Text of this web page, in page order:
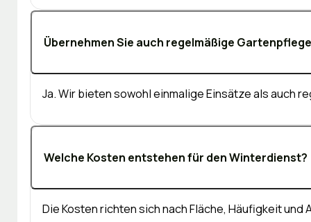
Übernehmen Sie auch regelmäßige
Ja. Wir bieten sowohl einmalige Einsätze als auch
Welche Kosten entstehen für den Winterdienst?
Die Kosten richten sich nach Fläche, Häufigkeit